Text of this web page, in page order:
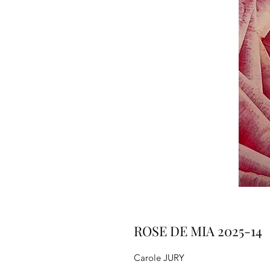
ROSE DE MIA 2025-14
Carole JURY